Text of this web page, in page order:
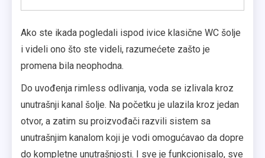
Ako ste ikada pogledali ispod ivice klasične WC šolje
i videli ono što ste videli, razumećete zašto je
promena bila neophodna.
Do uvođenja rimless odlivanja, voda se izlivala kroz
unutrašnji kanal šolje. Na početku je ulazila kroz jedan
otvor, a zatim su proizvođači razvili sistem sa
unutrašnjim kanalom koji je vodi omogućavao da dopre
do kompletne unutrašnjosti. I sve je funkcionisalo, sve